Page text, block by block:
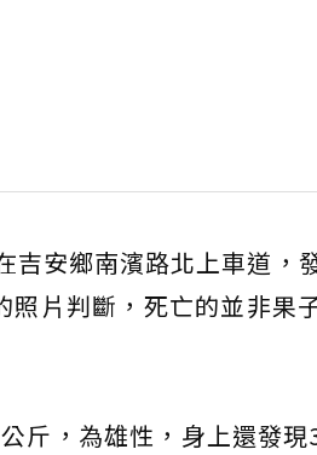
吉安鄉南濱路北上車道，
照片判斷，死亡的並非果
斤，為雄性，身上還發